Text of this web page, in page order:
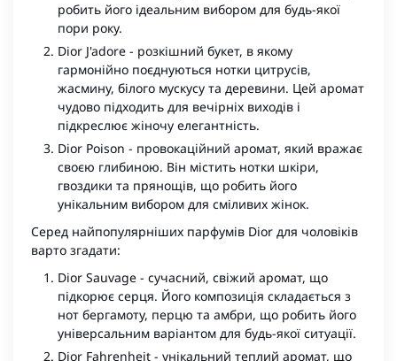
робить його ідеальним вибором для будь-якої
пори року.
Dior J'adore - розкішний букет, в якому
гармонійно поєднуються нотки цитрусів,
жасмину, білого мускусу та деревини. Цей аромат
чудово підходить для вечірніх виходів і
підкреслює жіночу елегантність.
Dior Poison - провокаційний аромат, який вражає
своєю глибиною. Він містить нотки шкіри,
гвоздики та прянощів, що робить його
унікальним вибором для сміливих жінок.
Серед найпопулярніших парфумів Dior для чоловіків
варто згадати:
Dior Sauvage - сучасний, свіжий аромат, що
підкорює серця. Його композиція складається з
нот бергамоту, перцю та амбри, що робить його
універсальним варіантом для будь-якої ситуації.
Dior Fahrenheit - унікальний теплий аромат, що